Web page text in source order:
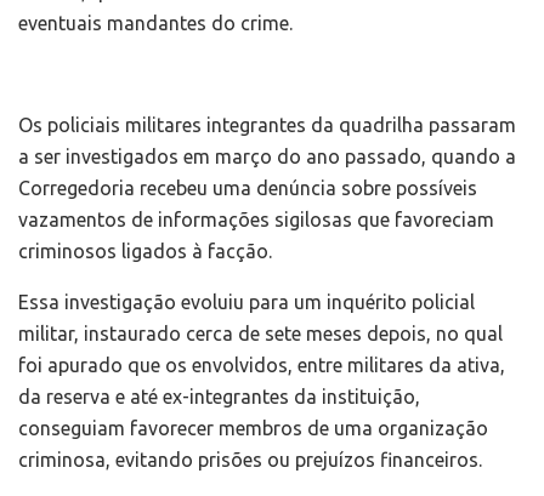
eventuais mandantes do crime.
Os policiais militares integrantes da quadrilha passaram
a ser investigados em março do ano passado, quando a
Corregedoria recebeu uma denúncia sobre possíveis
vazamentos de informações sigilosas que favoreciam
criminosos ligados à facção.
Essa investigação evoluiu para um inquérito policial
militar, instaurado cerca de sete meses depois, no qual
foi apurado que os envolvidos, entre militares da ativa,
da reserva e até ex-integrantes da instituição,
conseguiam favorecer membros de uma organização
criminosa, evitando prisões ou prejuízos financeiros.